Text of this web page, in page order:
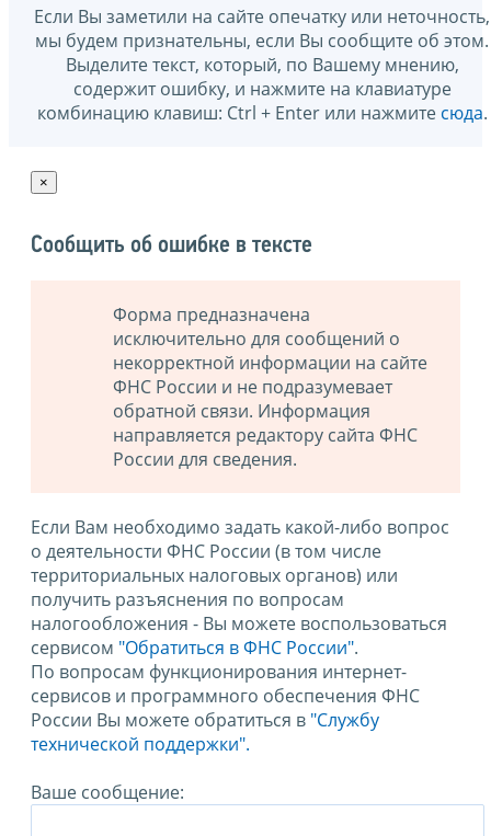
Если Вы заметили на сайте опечатку или неточность,
мы будем признательны, если Вы сообщите об этом.
Выделите текст, который, по Вашему мнению,
содержит ошибку, и нажмите на клавиатуре
комбинацию клавиш: Ctrl + Enter или нажмите сюда.
×
Сообщить об ошибке в тексте
Форма предназначена
исключительно для сообщений о
некорректной информации на сайте
ФНС России и не подразумевает
обратной связи. Информация
направляется редактору сайта ФНС
России для сведения.
Если Вам необходимо задать какой-либо вопрос
о деятельности ФНС России (в том числе
территориальных налоговых органов) или
получить разъяснения по вопросам
налогообложения - Вы можете воспользоваться
сервисом "Обратиться в ФНС России".
По вопросам функционирования интернет-
сервисов и программного обеспечения ФНС
России Вы можете обратиться в "Службу
технической поддержки".
Ваше сообщение: